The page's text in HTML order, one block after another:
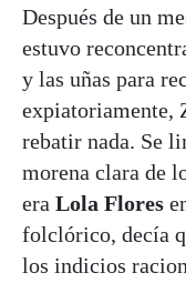
Después de un
estuvo
y las uñas para
expiatoriamente,
rebatir nada. Se
morena clara de
era Lola Flores
folclórico, decía
los indicios